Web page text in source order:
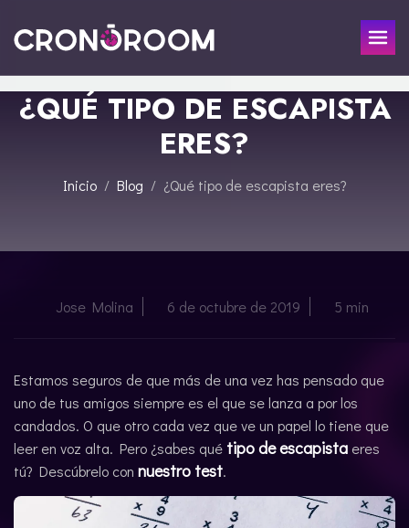
ESCAPE ROOM
EL TESORO DEL JAGUAR
EVENTOS
RESERVAR
ENGLISH
CATALÀ
¿QUÉ TIPO DE ESCAPISTA
ERES?
Inicio Blog ¿Qué tipo de escapista eres?
Jose Molina 6 de octubre de 2019 5 min
Estamos seguros de que más de una vez has pensado que
uno de tus amigos siempre es el que se lanza a por los
candados. O que otro cada vez que ve un papel lo tiene que
leer en voz alta. Pero ¿sabes qué tipo de escapista eres
tú? Descúbrelo con nuestro test.